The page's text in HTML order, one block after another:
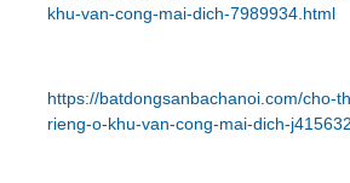
khu-van-cong-mai-dich-7989934.html
https://batdongsanbachanoi.com/cho-
rieng-o-khu-van-cong-mai-dich-